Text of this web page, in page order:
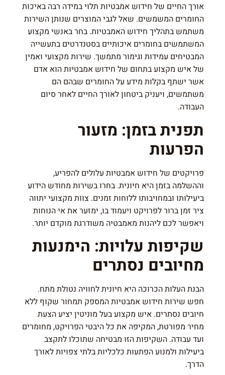
אורך החיים של חידוש אמבטיות תלוי במידה רבה באיכות
החומרים המשמשים. שאל לגבי המוצרים שנותן השירות
משתמש בתהליך חידוש האמבטיות. בחר באנשי מקצוע
המשתמשים בחומרים איכותיים בסטנדרטים בתעשייה
המבטיחים עמידות וגימור מתמשך. שירות מקצועי ואמין
של איש מקצוע בתחום של חידוש אמבטיות הוא אדם
אשר ישתף בקלות מידע על החומרים שבהם הם
משתמשים, ויעניק ביטחון לאורך החיים לאחר סיום
העבודה.
תפנית בזמן: מזעור
הפרעות
פרויקטים של חידוש אמבטיות עלולים להפריע,
וההשלמה בזמן היא חיונית. בחרו בשירות מחודש הידוע
ביעילותו ובמחויבותו ללוחות זמנים. צוות מקצועי יתווה
ציר זמן ברור לפרויקט ויעמוד בו, ימזער את אי הנוחות
ויאפשר לכם ליהנות מאמבטיה משודרגת מוקדם יותר.
שקיפות עלויות: הימנעות
מחיובים נסתרים
הבנת העלות הכרוכה היא חיונית לחוויה נטולת מתח.
חפש שירות חידוש אמבטיות המספק תמחור שקוף ללא
חיובים נסתרים. איש מקצוע בעל מוניטין יציע הצעת
מחיר מפורטת, המקיפה את כל היבטי הפרויקט, מחומרים
ועד עבודה. השקיפות הזו מבטיחה שתוכלו לתקצב
ביעילות ולמנוע הפתעות כלכליות בלתי צפויות לאורך
הדרך.